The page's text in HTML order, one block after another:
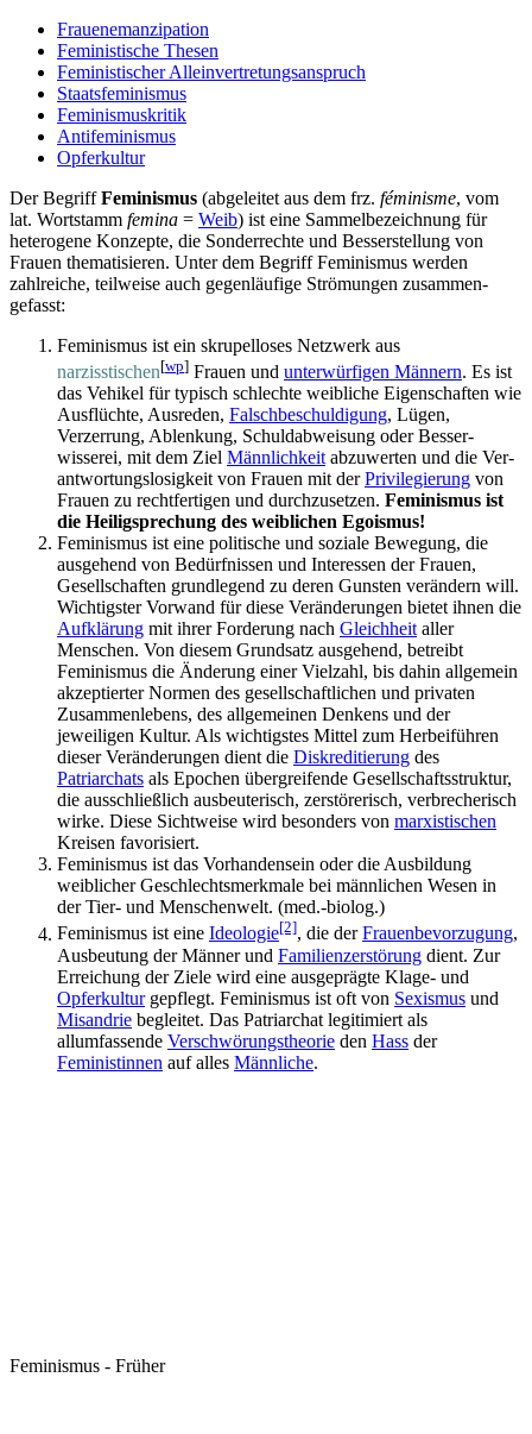
Frauenemanzipation
Feministische Thesen
Feministischer Alleinvertretungsanspruch
Staatsfeminismus
Feminismuskritik
Antifeminismus
Opferkultur
Der BegriffFeminismus (abgeleitet aus dem frz. féminisme, vom
lat. Wortstamm femina = Weib) ist eine Sammel­bezeichnung für
heterogene Konzepte, die Sonder­rechte und Besserstellung von
Frauen thematisieren. Unter dem Begriff Feminismus werden
zahlreiche, teilweise auch gegen­läufige Strömungen zusammen­
gefasst:
Feminismus ist ein skrupelloses Netzwerk aus
narzisstischen[wp] Frauen und unter­würfigen Männern. Es ist
das Vehikel für typisch schlechte weibliche Eigenschaften wie
Ausflüchte, Ausreden, Falschbeschuldigung, Lügen,
Verzerrung, Ablenkung, Schuld­abweisung oder Besser­
wisserei, mit dem Ziel Männlichkeit abzuwerten und die Ver­
antwortungs­losigkeit von Frauen mit derPrivilegierung von
Frauen zu rechtfertigen und durch­zusetzen. Feminismus ist
die Heilig­sprechung des weiblichen Egoismus!
Feminismus ist eine politische und soziale Bewegung, die
ausgehend von Bedürfnissen und Interessen der Frauen,
Gesellschaften grundlegend zu deren Gunsten verändern will.
Wichtigster Vorwand für diese Veränderungen bietet ihnen die
Aufklärung mit ihrer Forderung nach Gleichheit aller
Menschen. Von diesem Grundsatz ausgehend, betreibt
Feminismus die Änderung einer Vielzahl, bis dahin allgemein
akzeptierter Normen des gesellschaftlichen und privaten
Zusammen­lebens, des allgemeinen Denkens und der
jeweiligen Kultur. Als wichtigstes Mittel zum Herbeiführen
dieser Veränderungen dient die Diskreditierung des
Patriarchats als Epochen übergreifende Gesellschafts­struktur,
die ausschließlich ausbeuterisch, zerstörerisch, verbrecherisch
wirke. Diese Sichtweise wird besonders von marxistischen
Kreisen favorisiert.
Feminismus ist das Vorhandensein oder die Ausbildung
weiblicher Geschlechts­merkmale bei männlichen Wesen in
der Tier- und Menschen­welt. (med.-biolog.)
Feminismus ist eine Ideologie[2], die derFrauenbevorzugung,
Ausbeutung der Männer und Familienzerstörung dient. Zur
Erreichung der Ziele wird eine ausgeprägte Klage- und
Opferkulturgepflegt. Feminismus ist oft von Sexismus und
Misandrie begleitet. Das Patriarchat legitimiert als
allumfassende Verschwörungstheorie den Hass der
Feministinnen auf alles Männliche.
Feminismus - Früher